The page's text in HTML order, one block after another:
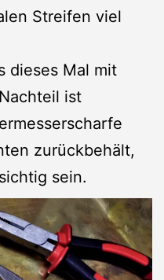
Streifen viel
dieses Mal mit
ist
zurückbehält,
sein.